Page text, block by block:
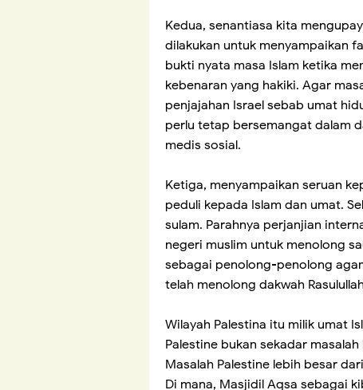
Kedua, senantiasa kita
dilakukan untuk menyampaikan
bukti nyata masa Islam ketika
kebenaran yang hakiki. Agar
penjajahan Israel sebab umat
perlu tetap bersemangat dalam
medis sosial.
Ketiga, menyampaikan seruan
peduli kepada Islam dan umat.
sulam. Parahnya perjanjian
negeri muslim untuk menolong
sebagai penolong-penolong
Wilayah Palestina itu milik umat
Palestine bukan sekadar
Masalah Palestine lebih besar
Di mana, Masjidil Aqsa sebagai